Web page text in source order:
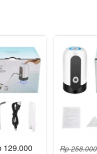
129.000 Rp 258.000